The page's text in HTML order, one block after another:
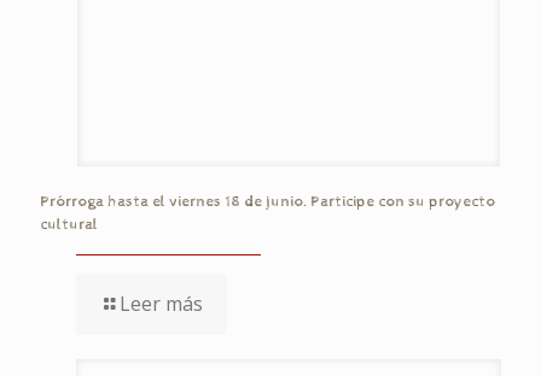
Prórroga hasta el viernes 18 de junio. Participe con su proyecto
cultural
Leer más